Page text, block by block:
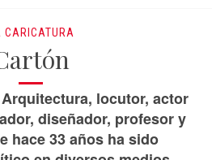
CARICATURA
locutor, actor
diseñador, profesor y
hace 33 años ha sido